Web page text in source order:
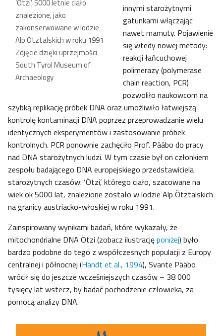
‘Ötzi’, 5000 letnie ciało
znalezione, jako
zakonserwowane w lodzie
Alp Ötztalskich w roku 1991
Zdjęcie dzięki uprzejmości
South Tyrol Museum of
Archaeology
innymi starożytnymi
gatunkami włączając
nawet mamuty. Pojawienie
się wtedy nowej metody:
reakcji łańcuchowej
polimerazy (polymerase
chain reaction, PCR)
pozwoliło naukowcom na
szybką replikację próbek DNA oraz umożliwiło łatwiejszą
kontrolę kontaminacji DNA poprzez przeprowadzanie wielu
identycznych eksperymentów i zastosowanie próbek
kontrolnych. PCR ponownie zachęciło Prof. Pääbo do pracy
nad DNA starożytnych ludzi. W tym czasie był on członkiem
zespołu badającego DNA europejskiego przedstawiciela
starożytnych czasów: ‘Ötzi’, którego ciało, szacowane na
wiek ok 5000 lat, znalezione zostało w lodzie Alp Ötztalskich
na granicy austriacko-włoskiej w roku 1991.
Zainspirowany wynikami badań, które wykazały, że
mitochondrialne DNA Ötzi (zobacz ilustracjęponiżej) było
bardzo podobne do tego z współczesnych populacji z Europy
centralnej i północnej (Handt et al., 1994), Svante Pääbo
wrócił się do jeszcze wcześniejszych czasów – 38 000
tysięcy lat wstecz, by badać pochodzenie człowieka, za
pomocą analizy DNA.